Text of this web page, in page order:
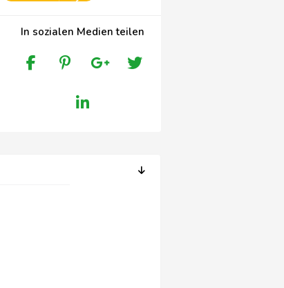
In sozialen Medien teilen